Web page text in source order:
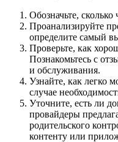
Обозначьте,
Проанализируйте
определите самый
Проверьте, как
Познакомьтесь с
и обслуживания.
Узнайте, как легко
случае
Уточните, есть ли
провайдеры
родительского
контенту или